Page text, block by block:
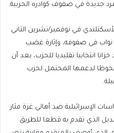
جديدة في صفوف كوادره الحزبية.
في نوفمبر/تشرين الثاني
الماضي قرارا مماثلا إلى استقالة 10 نواب في صفوفه، وإثارة غضب
انتخابيا تقليديا للحزب، بعد أن
لدعمها المحتمل لحزب
الإسرائيلية ضد أهالي غزة مثار
الذي تقدم به قطعا للطريق